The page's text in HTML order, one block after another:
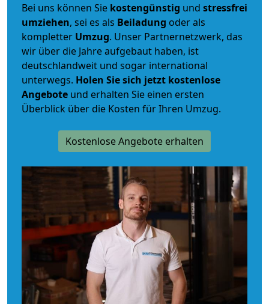
Bei uns können Sie kostengünstig und stressfrei
umziehen, sei es als Beiladung oder als
kompletter Umzug. Unser Partnernetzwerk, das
wir über die Jahre aufgebaut haben, ist
deutschlandweit und sogar international
unterwegs. Holen Sie sich jetzt kostenlose
Angebote und erhalten Sie einen ersten
Überblick über die Kosten für Ihren Umzug.
Kostenlose Angebote erhalten